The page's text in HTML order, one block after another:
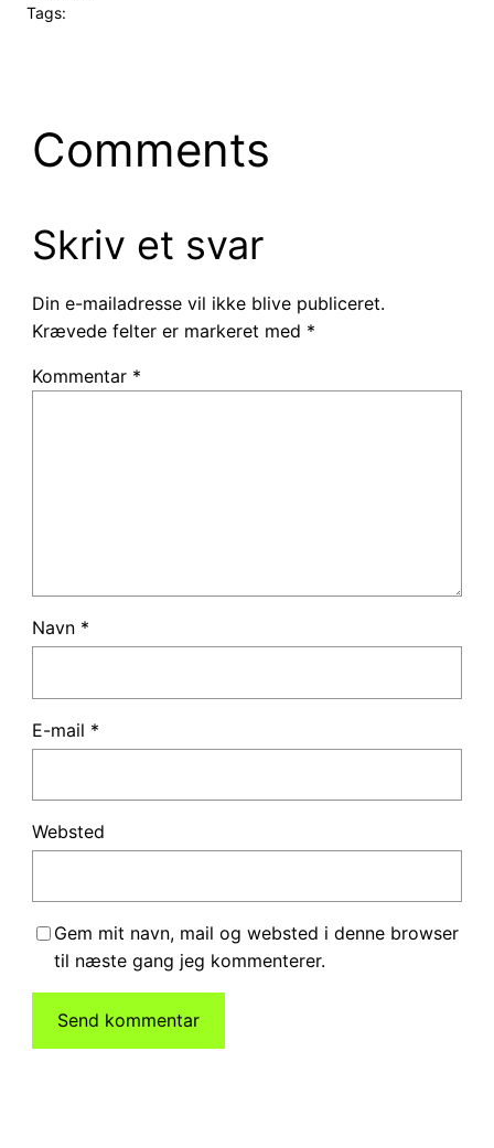
Tags:
Comments
Skriv et svar
Din e-mailadresse vil ikke blive publiceret.
Krævede felter er markeret med *
Kommentar *
Navn *
E-mail *
Websted
Gem mit navn, mail og websted i denne browser
til næste gang jeg kommenterer.